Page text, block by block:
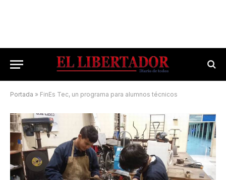
Portada » FinEs Tec, un programa para alumnos técnicos